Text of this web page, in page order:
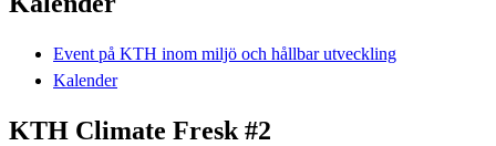
Event på KTH inom miljö och hållbar utveckling
Kalender
KTH Climate Fresk #2